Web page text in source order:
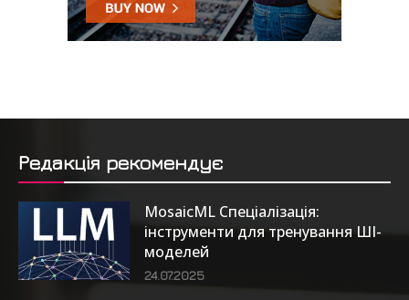
Редакція рекомендує
MosaicML Спеціалізація:
інструменти для тренування ШІ-
моделей
24.07.2025